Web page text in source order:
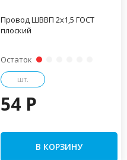
Провод ШВВП 2х1,5 ГОСТ
плоский
Остаток
шт.
54 P
В КОРЗИНУ